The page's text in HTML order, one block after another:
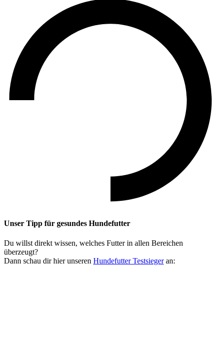
Unser Tipp für gesundes Hundefutter
Du willst direkt wissen, welches Futter in allen Bereichen
überzeugt?
Dann schau dir hier unseren Hundefutter Testsiegeran: